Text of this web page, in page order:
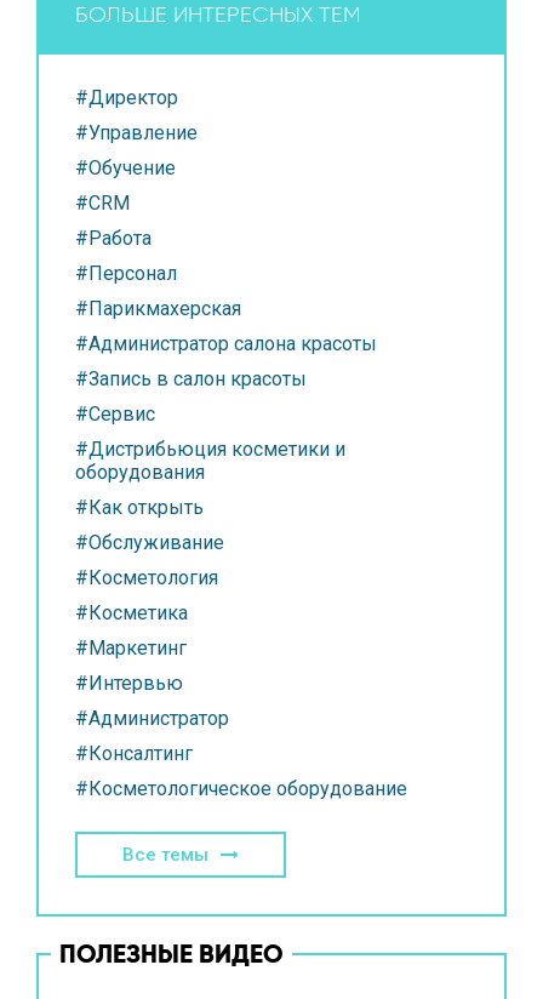
БОЛЬШЕ ИНТЕРЕСНЫХ ТЕМ
#Директор
#Управление
#Обучение
#CRM
#Работа
#Персонал
#Парикмахерская
#Администратор салона красоты
#Запись в салон красоты
#Сервис
#Дистрибьюция косметики и
оборудования
#Как открыть
#Обслуживание
#Косметология
#Косметика
#Маркетинг
#Интервью
#Администратор
#Консалтинг
#Косметологическое оборудование
Все темы
ПОЛЕЗНЫЕ ВИДЕО